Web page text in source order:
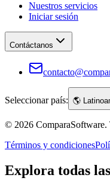
Nuestros servicios
Iniciar sesión
Contáctanos
Seleccionar país: 🌎
© 2026 ComparaSoftware.
Términos y condiciones
Explora todas